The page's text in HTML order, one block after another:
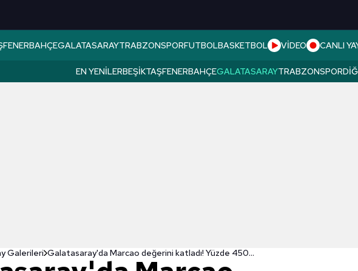
FENERBAHÇEGALATASARAYTRABZONSPORFUTBOLBASKETBOL VİDEO CANLI
EN YENILERBEŞIKTAŞFENERBAHÇEGALATASARAYTRABZONSPOR
Galerileri Galatasaray'da Marcao değerini katladı! Yüzde 450...